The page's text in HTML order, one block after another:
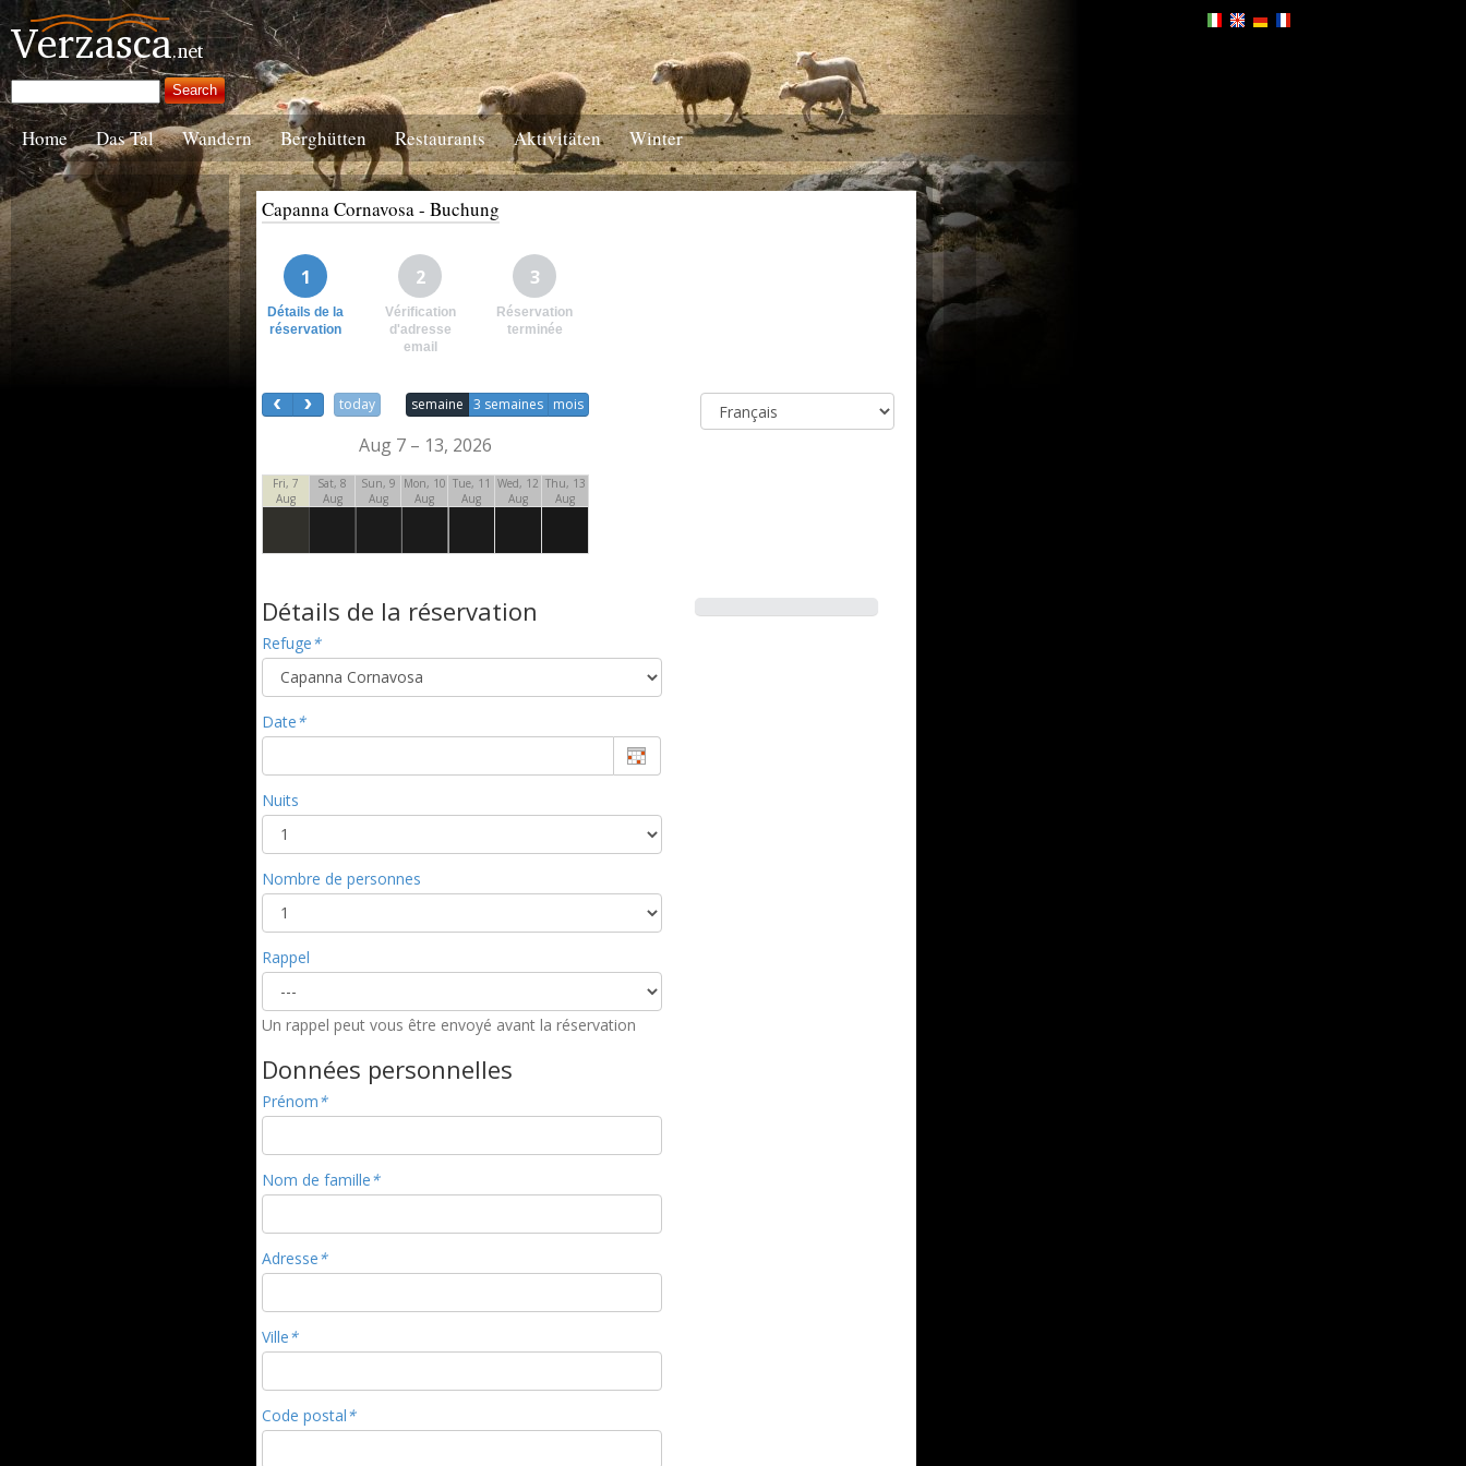
Home Das Tal Wandern Berghütten Restaurants Aktivitäten Winter
Capanna Cornavosa - Buchung
1
Détails de la
réservation
2
Vérification
d'adresse
email
3
Réservation
terminée
today semaine 3 semaines mois
Aug 7 – 13, 2026
Fri, 7
Aug
Sat, 8
Aug
Sun, 9
Aug
Mon, 10
Aug
Tue, 11
Aug
Wed, 12
Aug
Thu, 13
Aug
Détails de la réservation
Refuge*
Date*
Nuits
Nombre de personnes
Rappel
Un rappel peut vous être envoyé avant la réservation
Données personnelles
Prénom*
Nom de famille*
Adresse*
Ville*
Code postal*